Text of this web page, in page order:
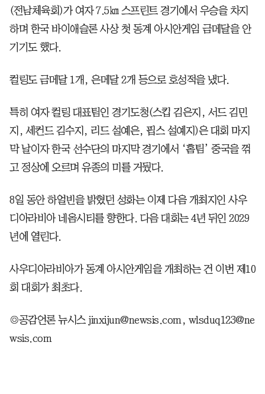
(전남체육회)가 여자 7.5㎞ 스프린트 경기에서 우승을 차지
하며 한국 바이애슬론 사상 첫 동계 아시안게임 금메달을 안
기기도 했다.
컬링도 금메달 1개, 은메달 2개 등으로 호성적을 냈다.
특히 여자 컬링 대표팀인 경기도청(스킵 김은지, 서드 김민
지, 세컨드 김수지, 리드 설예은, 핍스 설예지)은 대회 마지
막 날이자 한국 선수단의 마지막 경기에서 ‘홈팀’ 중국을 꺾
고 정상에 오르며 유종의 미를 거뒀다.
8일 동안 하얼빈을 밝혔던 성화는 이제 다음 개최지인 사우
디아라비아 네옴시티를 향한다. 다음 대회는 4년 뒤인 2029
년에 열린다.
사우디아라비아가 동계 아시안게임을 개최하는 건 이번 제10
회 대회가 최초다.
◎공감언론 뉴시스 jinxijun@newsis.com, wlsduq123@ne
wsis.com